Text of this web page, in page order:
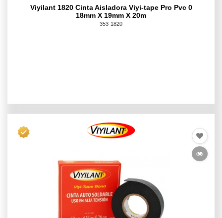
Viyilant 1820 Cinta Aisladora Viyi-tape Pro Pvc 0
18mm X 19mm X 20m
353-1820